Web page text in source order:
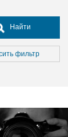
и отдых
среда
Найти
фильтр